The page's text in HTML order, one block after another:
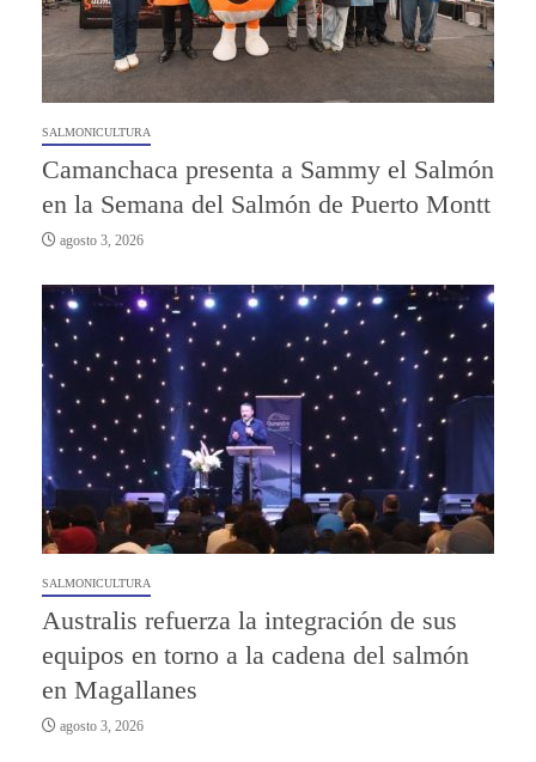
SALMONICULTURA
Camanchaca presenta a Sammy el Salmón
en la Semana del Salmón de Puerto Montt
agosto 3, 2026
SALMONICULTURA
Australis refuerza la integración de sus
equipos en torno a la cadena del salmón
en Magallanes
agosto 3, 2026